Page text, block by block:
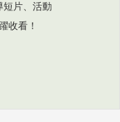
短片、活動
收看！